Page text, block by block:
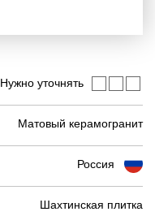
Нужно уточнять
Матовый керамогранит
Россия
Шахтинская плитка